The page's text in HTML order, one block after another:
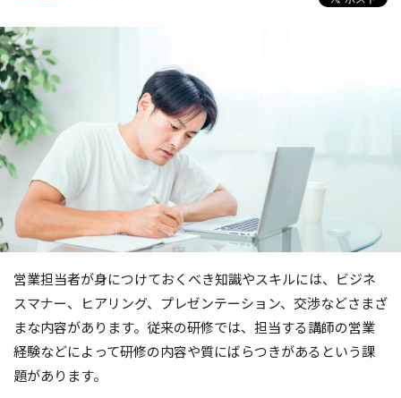
営業担当者が身につけておくべき知識やスキルには、ビジネ
スマナー、ヒアリング、プレゼンテーション、交渉などさまざ
まな内容があります。従来の研修では、担当する講師の営業
経験などによって研修の内容や質にばらつきがあるという課
題があります。